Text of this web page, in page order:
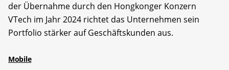
der Übernahme durch den Hongkonger Konzern
VTech im Jahr 2024 richtet das Unternehmen sein
Portfolio stärker auf Geschäftskunden aus.
Mobile